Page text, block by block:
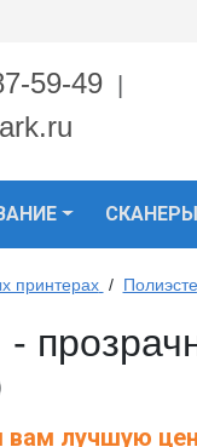
59-49
принтерах /
лучшую